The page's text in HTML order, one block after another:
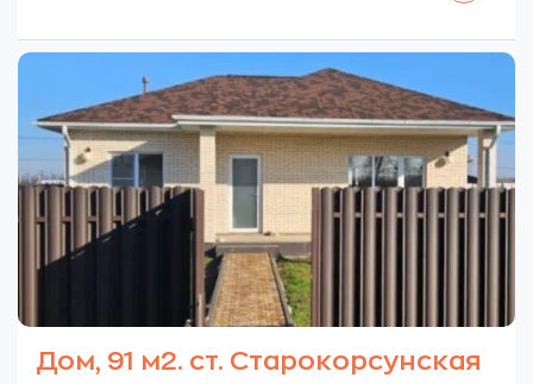
Дом, 91 м2. ст. Старокорсунская